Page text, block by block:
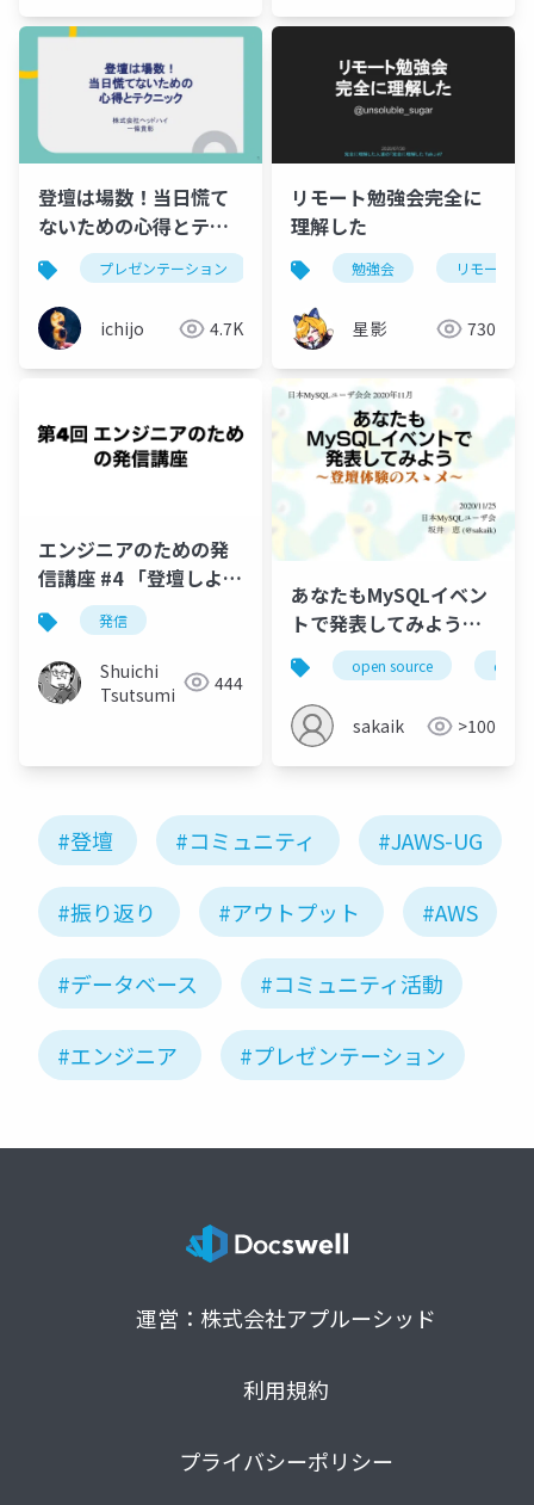
登壇は場数！当日慌て
ないための心得とテク
ニック プレゼンテーション unity
ichijo 4.7K
リモート勉強会完全に
理解した
勉強会 リモート
星影 730
エンジニアのための発
信講座 #4 「登壇しよ
う」
発信
Shuichi
Tsutsumi
444
あなたもMySQLイベン
トで発表してみよう～
登壇体験のスゝメ～
open source
sakaik >100
#登壇 #コミュニティ #JAWS-UG
#振り返り #アウトプット #AWS
#データベース #コミュニティ活動
#エンジニア #プレゼンテーション
運営：株式会社アプルーシッド
利用規約
プライバシーポリシー